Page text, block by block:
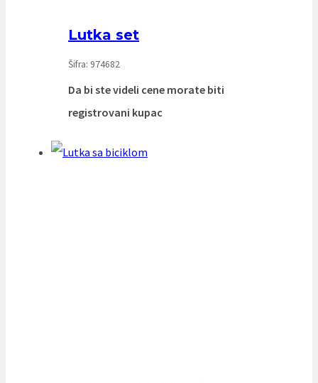
Lutka set
Šifra: 974682
Da bi ste videli cene morate biti
registrovani kupac